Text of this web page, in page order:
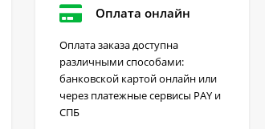
Оплата онлайн
Оплата заказа доступна
различными способами:
банковской картой онлайн или
через платежные сервисы PAY и
СПБ
Грейдер от сорняков
(август) 10 мл